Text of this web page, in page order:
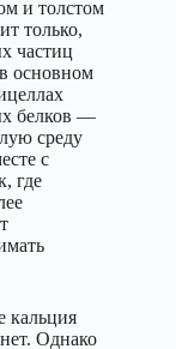
и толстом
только,
частиц
основном
белков —
среду
с
где
кальция
Однако